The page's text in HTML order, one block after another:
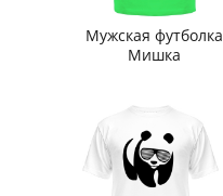
Мужская футболка
Мишка